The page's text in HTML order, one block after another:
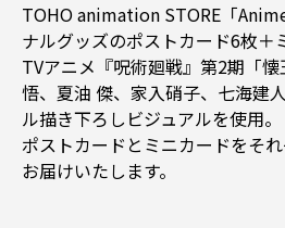
TOHO animation STORE「
ナルグッズのポストカード6枚＋
TVアニメ『呪術廻戦』第2期「
悟、夏油 傑、家入硝子、七海建
ル描き下ろしビジュアルを使用。
ポストカードとミニカードをそ
お届けいたします。